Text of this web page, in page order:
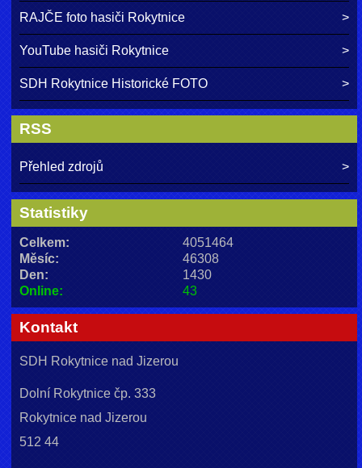
RAJČE foto hasiči Rokytnice
YouTube hasiči Rokytnice
SDH Rokytnice Historické FOTO
RSS
Přehled zdrojů
Statistiky
Online: 43
Celkem:
4051464
Měsíc:
46308
Den:
1430
Kontakt
SDH Rokytnice nad Jizerou
Dolní Rokytnice čp. 333
Rokytnice nad Jizerou
512 44